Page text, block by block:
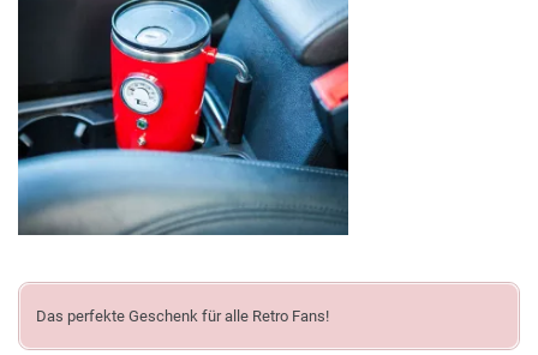
Das perfekte Geschenk für alle Retro Fans!